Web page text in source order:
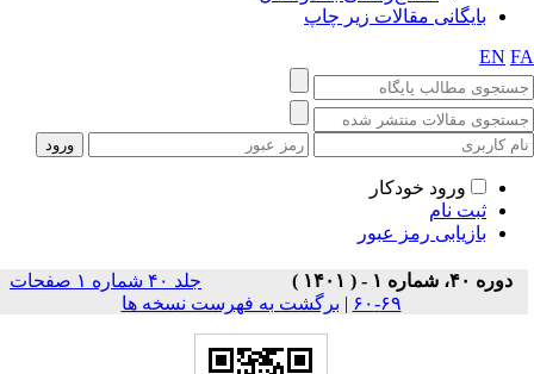
بایگانی مقالات زیر چاپ
EN
ورود خودکار
ثبت نام
بازیابی رمز عبور
دوره ۴۰، شماره ۱ - ( ۱۴۰۱ )
جلد ۴۰ شماره ۱ صفحات
۶۹-۶۰
| برگشت به فهرست نسخه ها